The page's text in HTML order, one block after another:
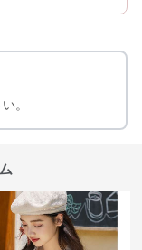
。